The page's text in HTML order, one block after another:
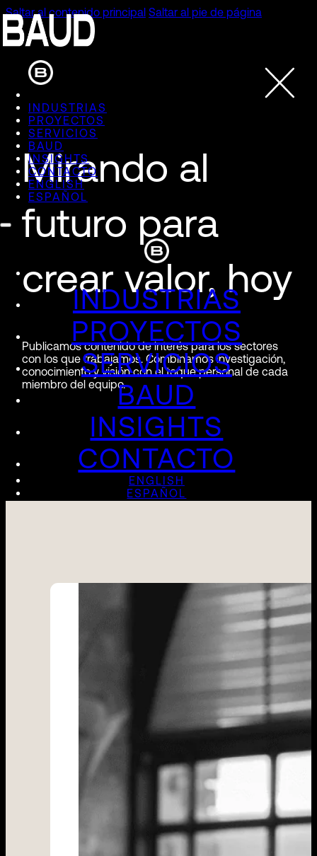
Saltar al contenido principal Saltar al pie de página
INDUSTRIAS
PROYECTOS
SERVICIOS
BAUD
INSIGHTS
CONTACTO
ENGLISH
ESPAÑOL
INDUSTRIAS
PROYECTOS
SERVICIOS
BAUD
INSIGHTS
CONTACTO
ENGLISH
ESPAÑOL
Mirando al
futuro para
crear valor, hoy
Publicamos contenido de interés para los sectores
con los que trabajamos. Combinamos investigación,
conocimiento y visión con el toque personal de cada
miembro del equipo.